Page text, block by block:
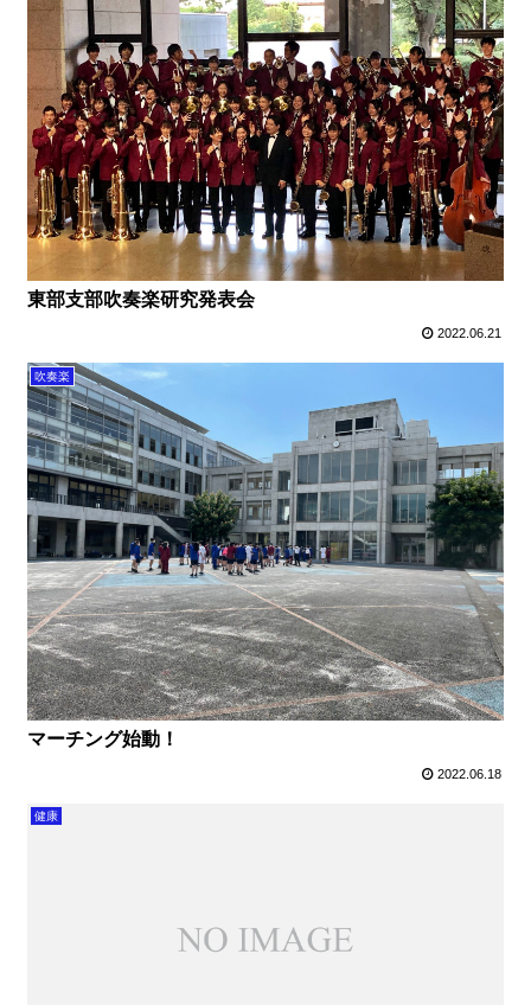
東部支部吹奏楽研究発表会
2022.06.21
吹奏楽
マーチング始動！
2022.06.18
健康